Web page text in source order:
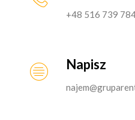
+48 516 739
Napisz